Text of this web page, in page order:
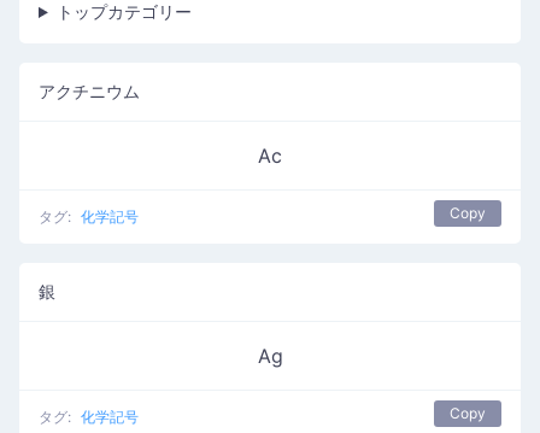
トップカテゴリー
アクチニウム
Ac
タグ: 化学記号 Copy
銀
Ag
タグ: 化学記号 Copy